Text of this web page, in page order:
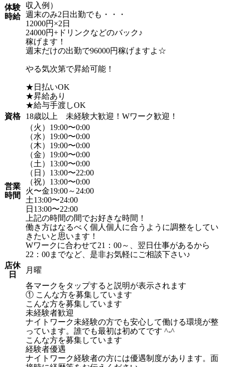
体験
時給
収入例）
週末のみ2日出勤でも・・・
12000円×2日
24000円+ドリンクなどのバック♪
稼げます！
週末だけの出勤で96000円稼げますよ☆
やる気次第で昇給可能！
★日払いOK
★昇給あり
★給与手渡しOK
資格
18歳以上 未経験大歓迎！Wワーク歓迎！
営業
時間
（火）19:00〜0:00
（水）19:00〜0:00
（木）19:00〜0:00
（金）19:00〜0:00
（土）13:00〜0:00
（日）13:00〜22:00
（祝）13:00〜0:00
火〜金19:00～24:00
土13:00〜24:00
日13:00〜22:00
上記の時間の間でお好きな時間！
働き方はなるべく個人個人に合うように調整をしてい
きたいと思います！
Wワークに合わせて21：00～、翌日仕事があるから
22：00までなど、是非お気軽にご相談下さい♪
店休
日
月曜
各マークをタップすると説明が表示されます
① こんな方を募集しています
こんな方を募集しています
未経験者歓迎
ナイトワーク未経験の方でも安心して働ける環境が整
っています。誰でも最初は初めてです ^-^
こんな方を募集しています
経験者優遇
ナイトワーク経験者の方には優遇制度があります。面